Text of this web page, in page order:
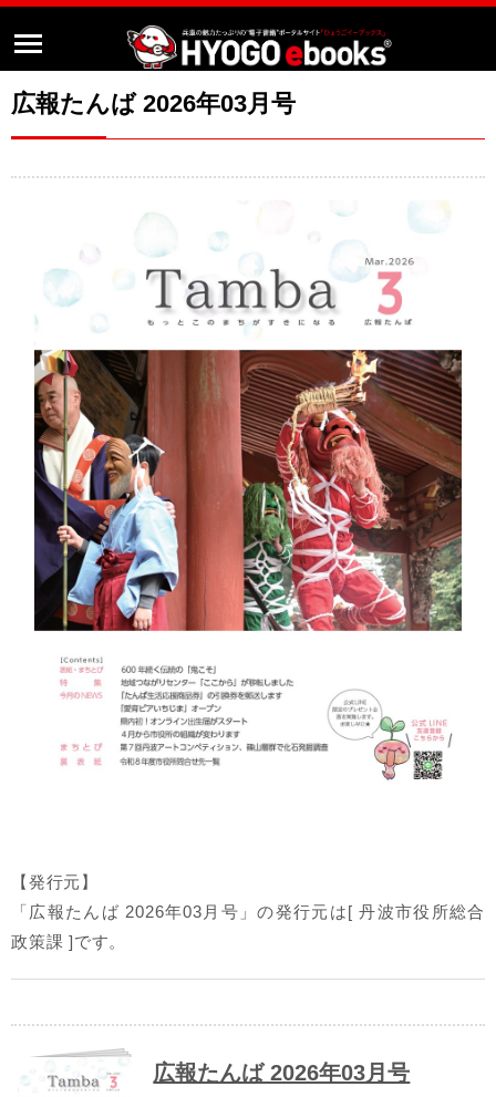
広報たんば 2026年03月号
【発行元】
「広報たんば 2026年03月号」の発行元は[ 丹波市役所総合
政策課 ]です。
広報たんば 2026年03月号